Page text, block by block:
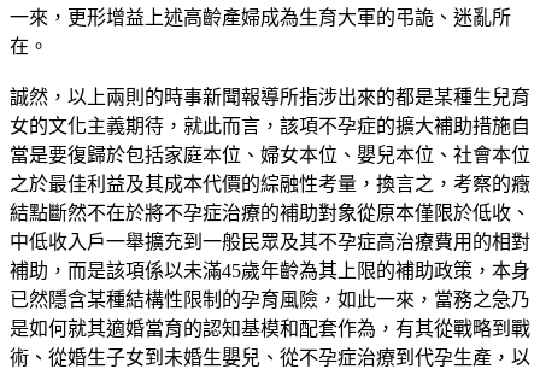
一來，更形增益上述高齡產婦成為生育大軍的弔詭、迷亂所
在。
誠然，以上兩則的時事新聞報導所指涉出來的都是某種生兒育
女的文化主義期待，就此而言，該項不孕症的擴大補助措施自
當是要復歸於包括家庭本位、婦女本位、嬰兒本位、社會本位
之於最佳利益及其成本代價的綜融性考量，換言之，考察的癥
結點斷然不在於將不孕症治療的補助對象從原本僅限於低收、
中低收入戶一舉擴充到一般民眾及其不孕症高治療費用的相對
補助，而是該項係以未滿45歲年齡為其上限的補助政策，本身
已然隱含某種結構性限制的孕育風險，如此一來，當務之急乃
是如何就其適婚當育的認知基模和配套作為，有其從戰略到戰
術、從婚生子女到未婚生嬰兒、從不孕症治療到代孕生產，以